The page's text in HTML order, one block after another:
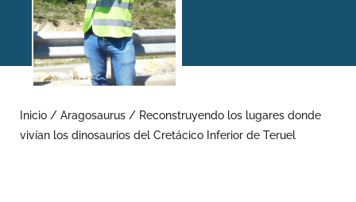
lugares donde vivían los
dinosaurios del Cretácico
Inicio / Aragosaurus / Reconstruyendo los lugares donde
vivían los dinosaurios del Cretácico Inferior de Teruel